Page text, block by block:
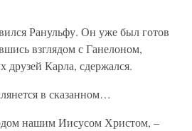
Ранульфу. Он уже был готов
взглядом с Ганелоном,
друзей Карла, сдержался.
в сказанном…
нашим Иисусом Христом, –